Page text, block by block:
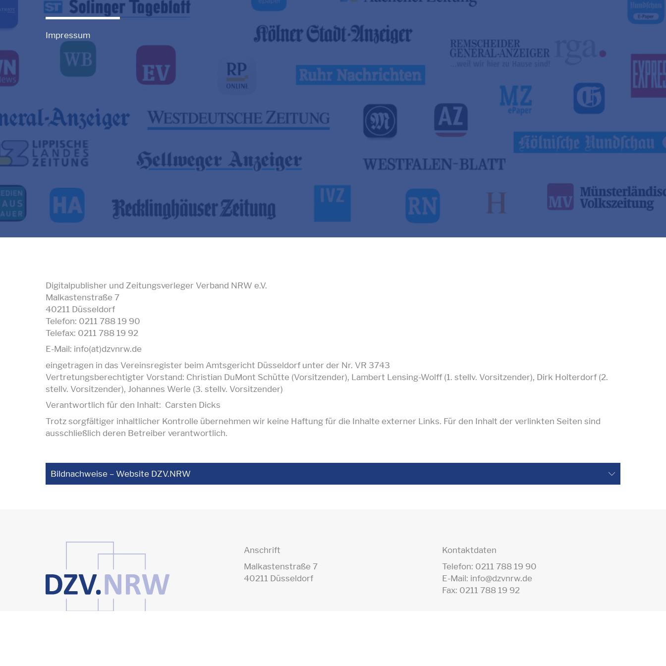
Impressum
Digitalpublisher und Zeitungsverleger Verband NRW e.V.
Malkastenstraße 7
40211 Düsseldorf
Telefon: 0211 788 19 90
Telefax: 0211 788 19 92
E-Mail: info(at)dzvnrw.de
eingetragen in das Vereinsregister beim Amtsgericht Düsseldorf unter der Nr. VR 3743
Vertretungsberechtigter Vorstand: Christian DuMont Schütte (Vorsitzender), Lambert Lensing-Wolff (1. stellv. Vorsitzender), Dirk Holterdorf (2.
stellv. Vorsitzender), Johannes Werle (3. stellv. Vorsitzender)
Verantwortlich für den Inhalt: Carsten Dicks
Trotz sorgfältiger inhaltlicher Kontrolle übernehmen wir keine Haftung für die Inhalte externer Links. Für den Inhalt der verlinkten Seiten sind
ausschließlich deren Betreiber verantwortlich.
Bildnachweise – Website DZV.NRW
Anschrift
Malkastenstraße 7
40211 Düsseldorf
Kontaktdaten
Telefon: 0211 788 19 90
E-Mail: info@dzvnrw.de
Fax: 0211 788 19 92